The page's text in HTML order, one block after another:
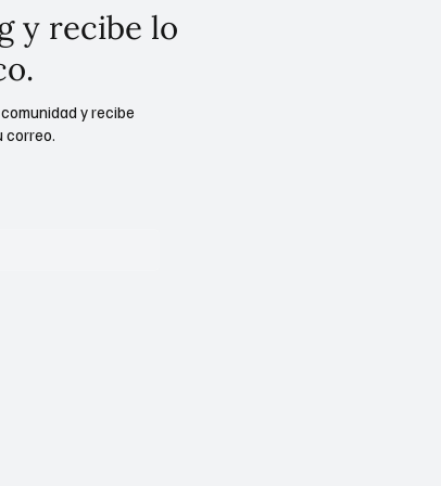
y recibe lo
y recibe
correo.